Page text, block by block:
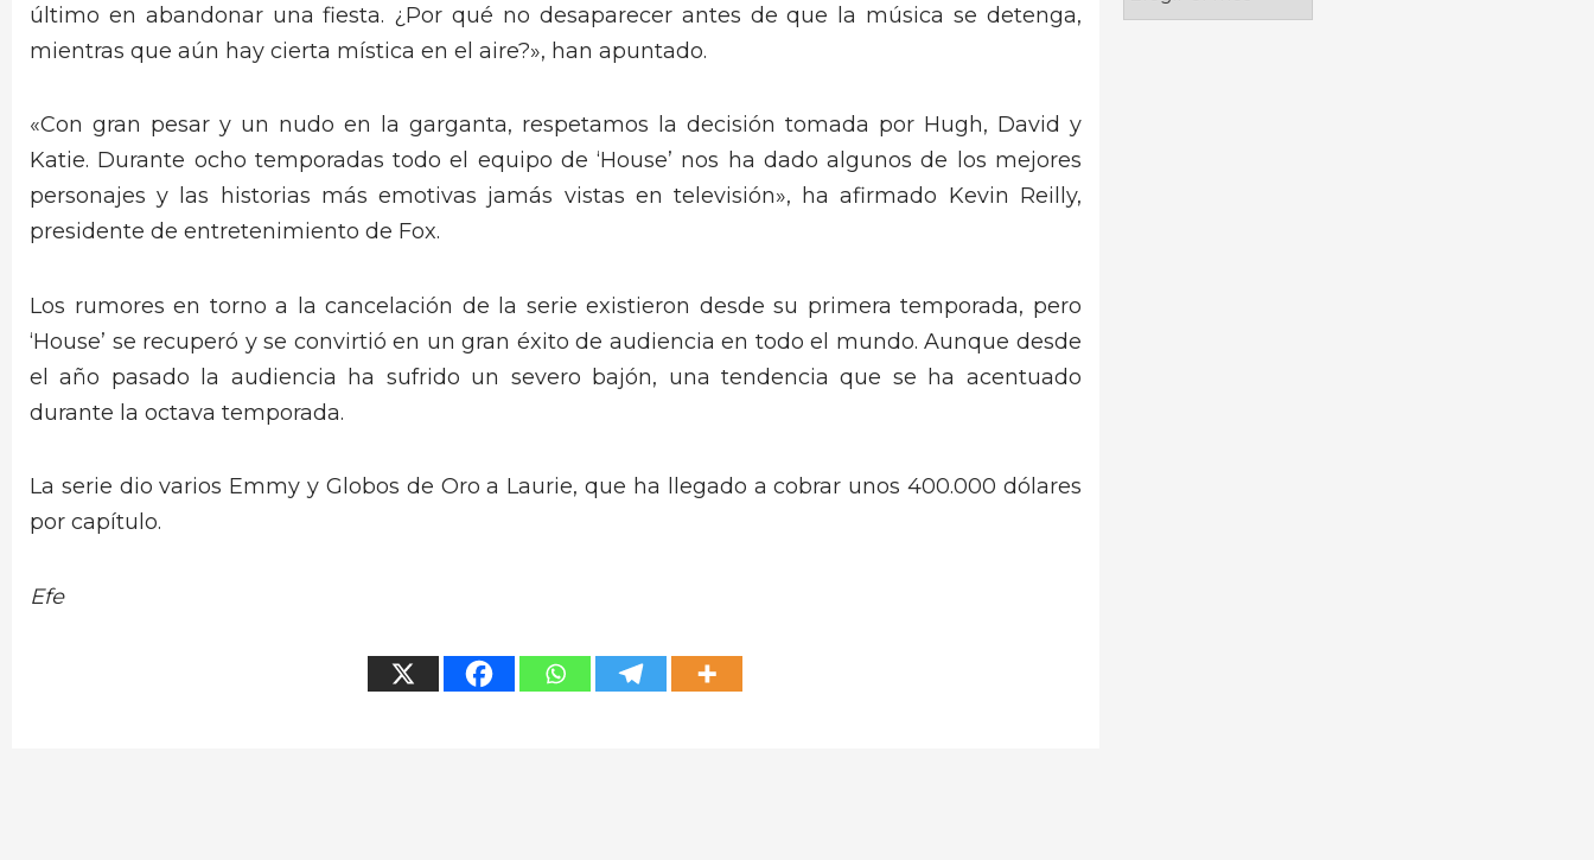
último en abandonar una fiesta. ¿Por qué no desaparecer antes de que la música se detenga,
mientras que aún hay cierta mística en el aire?», han apuntado.
«Con gran pesar y un nudo en la garganta, respetamos la decisión tomada por Hugh, David y
Katie. Durante ocho temporadas todo el equipo de ‘House’ nos ha dado algunos de los mejores
personajes y las historias más emotivas jamás vistas en televisión», ha afirmado Kevin Reilly,
presidente de entretenimiento de Fox.
Los rumores en torno a la cancelación de la serie existieron desde su primera temporada, pero
‘House’ se recuperó y se convirtió en un gran éxito de audiencia en todo el mundo. Aunque desde
el año pasado la audiencia ha sufrido un severo bajón, una tendencia que se ha acentuado
durante la octava temporada.
La serie dio varios Emmy y Globos de Oro a Laurie, que ha llegado a cobrar unos 400.000 dólares
por capítulo.
Efe